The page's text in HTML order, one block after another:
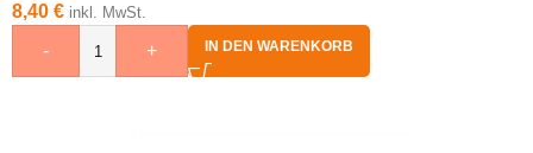
8,40 € inkl. MwSt.
- + IN DEN WARENKORB